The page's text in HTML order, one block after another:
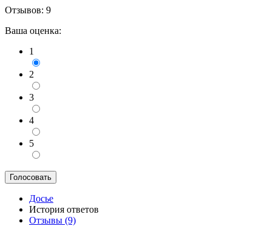
Отзывов: 9
Ваша оценка:
1
2
3
4
5
Досье
История ответов
Отзывы (9)